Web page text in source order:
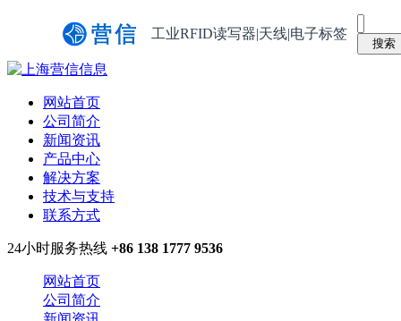
工业RFID读写器|天线|电子标签
网站首页
公司简介
新闻资讯
产品中心
解决方案
技术与支持
联系方式
24小时服务热线 +86 138 1777 9536
网站首页
公司简介